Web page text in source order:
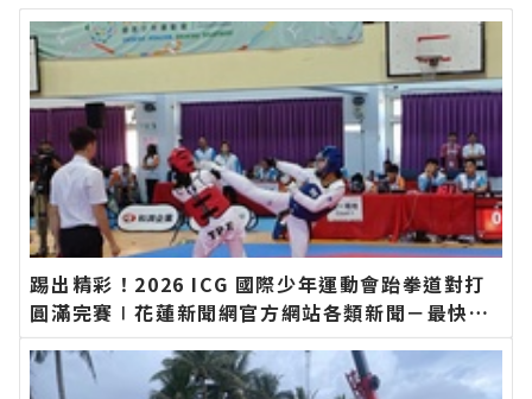
踢出精彩！2026 ICG 國際少年運動會跆拳道對打
圓滿完賽∣花蓮新聞網官方網站各類新聞－最快速
的今日新聞報導 最新的在地資訊！